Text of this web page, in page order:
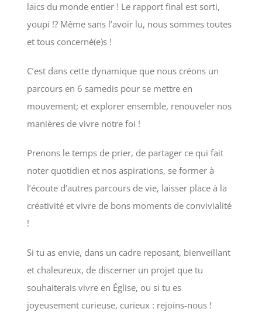
laïcs du monde entier ! Le rapport final est sorti,
youpi !? Même sans l’avoir lu, nous sommes toutes
et tous concerné(e)s !
C’est dans cette dynamique que nous créons un
parcours en 6 samedis pour se mettre en
mouvement; et explorer ensemble, renouveler nos
manières de vivre notre foi !
Prenons le temps de prier, de partager ce qui fait
noter quotidien et nos aspirations, se former à
l’écoute d’autres parcours de vie, laisser place à la
créativité et vivre de bons moments de convivialité
!
Si tu as envie, dans un cadre reposant, bienveillant
et chaleureux, de discerner un projet que tu
souhaiterais vivre en Église, ou si tu es
joyeusement curieuse, curieux : rejoins-nous !